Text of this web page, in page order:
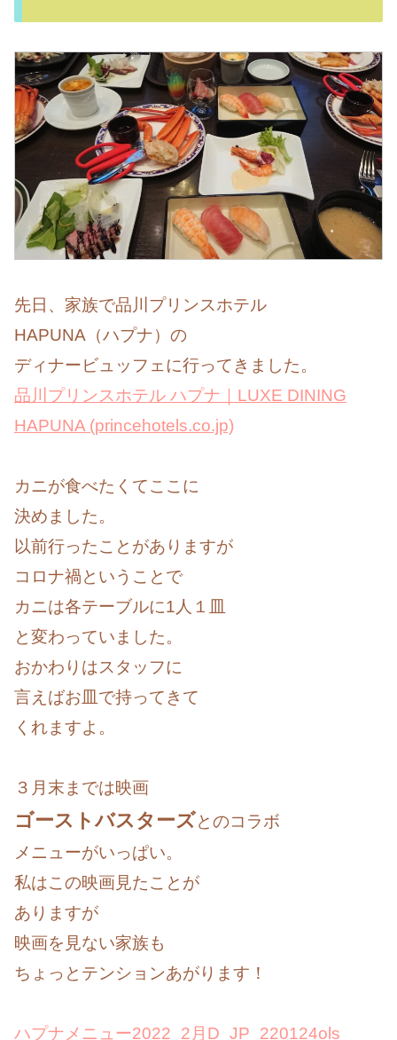
先日、家族で品川プリンスホテル
HAPUNA（ハプナ）の
ディナービュッフェに行ってきました。
品川プリンスホテル ハプナ｜LUXE DINING
HAPUNA (princehotels.co.jp)
カニが食べたくてここに
決めました。
以前行ったことがありますが
コロナ禍ということで
カニは各テーブルに1人１皿
と変わっていました。
おかわりはスタッフに
言えばお皿で持ってきて
くれますよ。
３月末までは映画
ゴーストバスターズとのコラボ
メニューがいっぱい。
私はこの映画見たことが
ありますが
映画を見ない家族も
ちょっとテンションあがります！
ハプナメニュー2022_2月D_JP_220124ols